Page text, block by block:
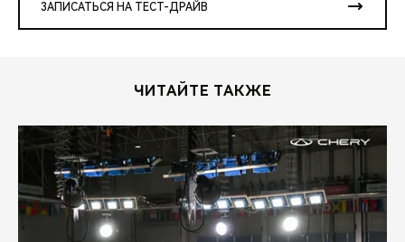
ЗАПИСАТЬСЯ НА ТЕСТ-ДРАЙВ
ЧИТАЙТЕ ТАКЖЕ